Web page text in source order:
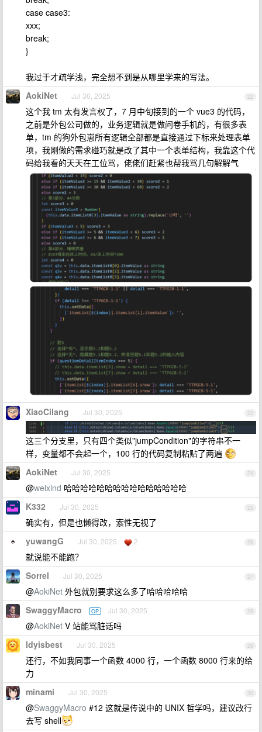
case case3:
xxx;
break;
}
我过于才疏学浅，完全想不到是从哪里学来的写法。
22
AokiNet Jul 30, 2025
这个我 tm 太有发言权了，7 月中旬接到的一个 vue3 的代码，
之前是外包公司做的，业务逻辑就是做问卷手机的，有很多表
单，tm 的狗外包崽所有逻辑全部都是直接通过下标来处理表单
项，我刚做的需求碰巧就是改了其中一个表单结构，我靠这个代
码给我看的天天在工位骂，佬佬们赶紧也帮我骂几句解解气
23
XiaoCilang Jul 30, 2025
这三个分支里，只有四个类似"jumpCondition"的字符串不一
样，变量都不会起一个，100 行的代码复制粘贴了两遍
24
AokiNet Jul 30, 2025
@weixind 哈哈哈哈哈哈哈哈哈哈哈哈哈哈哈
25
K332 Jul 30, 2025
确实有，但是也懒得改，索性无视了
26
yuwangG Jul 30, 2025 2
就说能不能跑？
27
Sorrel Jul 30, 2025
@AokiNet 外包就别要求这么多了哈哈哈哈哈
28
SwaggyMacro OP Jul 30, 2025
@AokiNet V 站能骂脏话吗
29
ldyisbest Jul 30, 2025
还行，不如我同事一个函数 4000 行，一个函数 8000 行来的给
力
30
minami Jul 30, 2025
@SwaggyMacro #12 这就是传说中的 UNIX 哲学吗，建议改行
去写 shell